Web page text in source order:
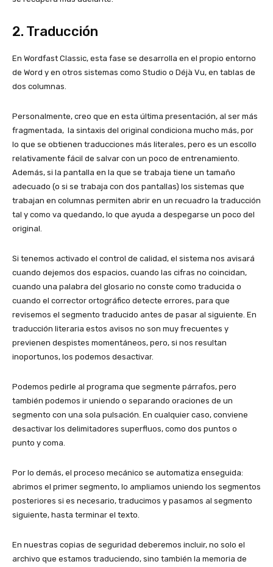
2. Traducción
En Wordfast Classic, esta fase se desarrolla en el propio entorno
de Word y en otros sistemas como Studio o Déjà Vu, en tablas de
dos columnas.
Personalmente, creo que en esta última presentación, al ser más
fragmentada, la sintaxis del original condiciona mucho más, por
lo que se obtienen traducciones más literales, pero es un escollo
relativamente fácil de salvar con un poco de entrenamiento.
Además, si la pantalla en la que se trabaja tiene un tamaño
adecuado (o si se trabaja con dos pantallas) los sistemas que
trabajan en columnas permiten abrir en un recuadro la traducción
tal y como va quedando, lo que ayuda a despegarse un poco del
original.
Si tenemos activado el control de calidad, el sistema nos avisará
cuando dejemos dos espacios, cuando las cifras no coincidan,
cuando una palabra del glosario no conste como traducida o
cuando el corrector ortográfico detecte errores, para que
revisemos el segmento traducido antes de pasar al siguiente. En
traducción literaria estos avisos no son muy frecuentes y
previenen despistes momentáneos, pero, si nos resultan
inoportunos, los podemos desactivar.
Podemos pedirle al programa que segmente párrafos, pero
también podemos ir uniendo o separando oraciones de un
segmento con una sola pulsación. En cualquier caso, conviene
desactivar los delimitadores superfluos, como dos puntos o
punto y coma.
Por lo demás, el proceso mecánico se automatiza enseguida:
abrimos el primer segmento, lo ampliamos uniendo los segmentos
posteriores si es necesario, traducimos y pasamos al segmento
siguiente, hasta terminar el texto.
En nuestras copias de seguridad deberemos incluir, no solo el
archivo que estamos traduciendo, sino también la memoria de